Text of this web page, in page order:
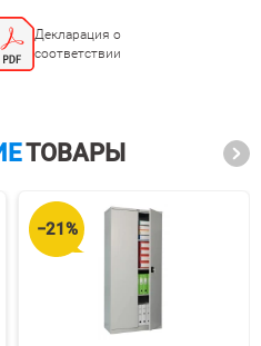
Декларация о
соответствии
ТОВАРЫ
−21%